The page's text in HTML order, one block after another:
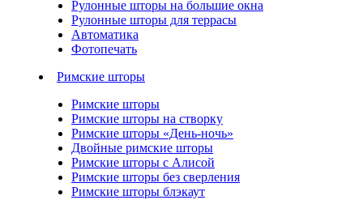
Рулонные шторы на большие окна
Рулонные шторы для террасы
Автоматика
Фотопечать
Римские шторы
Римские шторы
Римские шторы на створку
Римские шторы «День-ночь»
Двойные римские шторы
Римские шторы с Алисой
Римские шторы без сверления
Римские шторы блэкаут